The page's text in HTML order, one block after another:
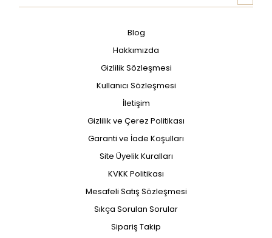
Blog
Hakkımızda
Gizlilik Sözleşmesi
Kullanıcı Sözleşmesi
İletişim
Gizlilik ve Çerez Politikası
Garanti ve İade Koşulları
Site Üyelik Kuralları
KVKK Politikası
Mesafeli Satış Sözleşmesi
Sıkça Sorulan Sorular
Sipariş Takip